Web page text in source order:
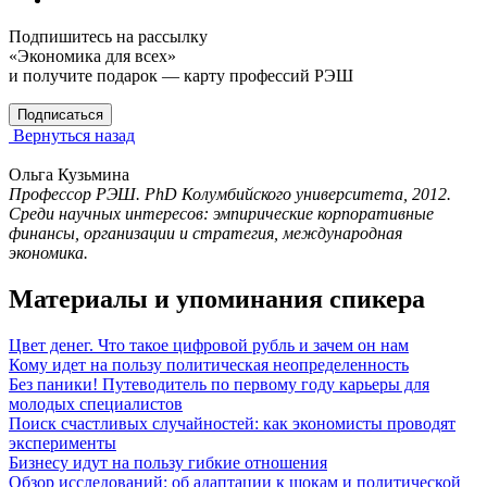
Подпишитесь на рассылку
«Экономика для всех»
и получите подарок — карту профессий РЭШ
Подписаться
Вернуться назад
Ольга Кузьмина
Профессор РЭШ. PhD Колумбийского университета, 2012.
Среди научных интересов: эмпирические корпоративные
финансы, организации и стратегия, международная
экономика.
Материалы и упоминания спикера
Цвет денег. Что такое цифровой рубль и зачем он нам
Кому идет на пользу политическая неопределенность
Без паники! Путеводитель по первому году карьеры для
молодых специалистов
Поиск счастливых случайностей: как экономисты проводят
эксперименты
Бизнесу идут на пользу гибкие отношения
Обзор исследований: об адаптации к шокам и политической